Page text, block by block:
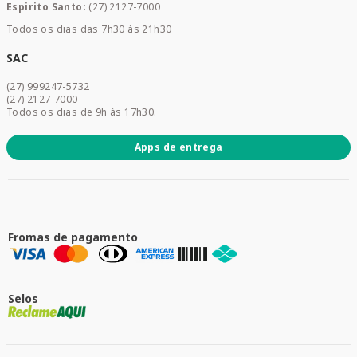
Dermocosméticos
Promoções
Espirito Santo: (27) 2127-7000
Todos os dias das 7h30 às 21h30
SAC
(27) 999247-5732
(27) 2127-7000
Todos os dias de 9h às 17h30.
Apps de entrega
Fromas de pagamento
Selos